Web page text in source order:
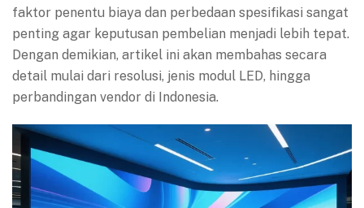
faktor penentu biaya dan perbedaan spesifikasi sangat
penting agar keputusan pembelian menjadi lebih tepat.
Dengan demikian, artikel ini akan membahas secara
detail mulai dari resolusi, jenis modul LED, hingga
perbandingan vendor di Indonesia.